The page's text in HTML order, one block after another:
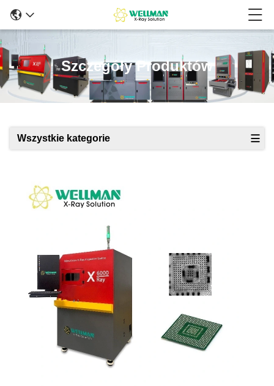
Szczegóły Produktów
Wszystkie kategorie